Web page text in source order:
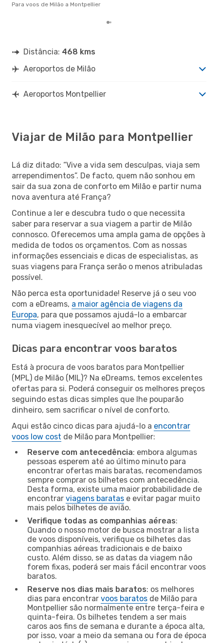
Para voos de Milão a Montpellier
Distância: 468 kms
Aeroportos de Milão
Aeroportos Montpellier
Viajar de Milão para Montpellier
Lá diz ditado: “Vive a vida sem desculpas, viaja sem
arrependimentos”. De facto, quem não sonhou em
sair da sua zona de conforto em Milão e partir numa
nova aventura até França?
Continue a ler e descubra tudo o que necessita
saber para reservar a sua viagem a partir de Milão
connosco. Oferecemos uma ampla gama de opções à
medida de todos os orçamentos. Com as nossas
informações essenciais e dicas de especialistas, as
suas viagens para França serão o menos atribuladas
possível.
Não perca esta oportunidade! Reserve já o seu voo
com a eDreams, a maior agência de viagens da
Europa, para que possamos ajudá-lo a embarcar
numa viagem inesquecível ao melhor preço.
Dicas para encontrar voos baratos
Está à procura de voos baratos para Montpellier
(MPL) de Milão (MIL)? Na eDreams, temos excelentes
ofertas para si. Poderá conseguir os melhores preços
seguindo estas dicas simples que lhe pouparão
dinheiro, sem sacrificar o nível de conforto.
Aqui estão cinco dicas para ajudá-lo a encontrar
voos low cost de Milão para Montpellier:
Reserve com antecedência: embora algumas
pessoas esperem até ao último minuto para
encontrar ofertas mais baratas, recomendamos
sempre comprar os bilhetes com antecedência.
Desta forma, existe uma maior probabilidade de
encontrar viagens baratas e evitar pagar muito
mais pelos bilhetes de avião.
Verifique todas as companhias aéreas:
Quando o nosso motor de busca mostrar a lista
de voos disponíveis, verifique os bilhetes das
companhias aéreas tradicionais e de baixo
custo. Além disso, se as datas da viagem não
forem fixas, poderá ser mais fácil encontrar voos
baratos.
Reserve nos dias mais baratos: os melhores
dias para encontrar voos baratos de Milão para
Montpellier são normalmente entre terça-feira e
quinta-feira. Os bilhetes tendem a ser mais
caros aos fins de semana e durante a época alta,
por isso, voar a meio da semana ou fora de época